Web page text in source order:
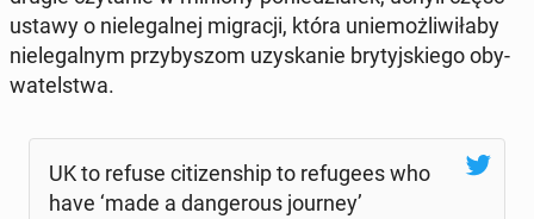
ustawy o nie­le­gal­nej mi­gra­cji, która unie­moż­li­wi­ła­by
nie­le­gal­nym przy­by­szom uzy­ska­nie bry­tyj­skie­go oby­
wa­tel­stwa.
UK to refuse ci­ti­zen­ship to re­fu­ge­es who
have ‘made a dan­ge­ro­us journey’